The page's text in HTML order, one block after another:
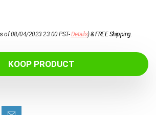
of 08/04/2023 23:00 PST-Details)&FREE Shipping.
KOOP PRODUCT